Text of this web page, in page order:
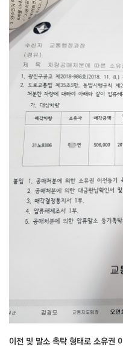
이전 및 말소 촉탁 형태로 소유권